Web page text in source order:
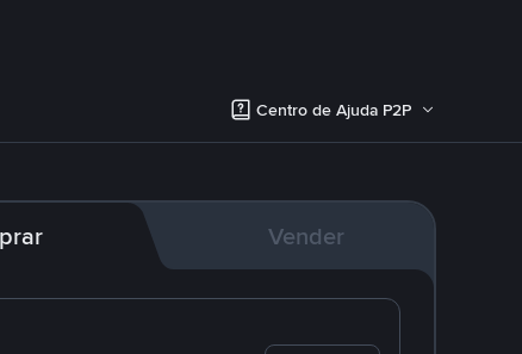
Centro de Ajuda P2P
Vender